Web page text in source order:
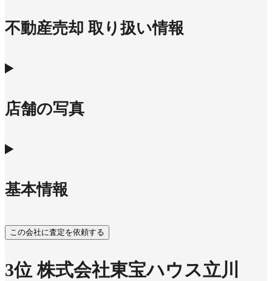
不動産売却 取り扱い情報
店舗の写真
基本情報
この会社に査定を依頼する
3位株式会社東宝ハウス立川